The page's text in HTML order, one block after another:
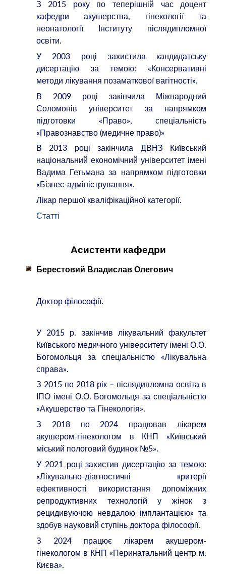
З 2015 року по теперішній час доцент
кафедри акушерства, гінекології та
неонатології Інституту післядипломної
освіти.
У 2003 році захистила кандидатську
дисертацію за темою: «Консервативні
методи лікування позаматкової вагітності».
В 2009 році закінчила Міжнародний
Соломонів університет за напрямком
підготовки «Право», спеціальність
«Правознавство (медичне право)»
В 2013 році закінчила ДВНЗ Київський
національний економічний університет імені
Вадима Гетьмана за напрямком підготовки
«Бізнес-адміністрування».
Лікар першої кваліфікаційної категорії.
Статті
Асистенти кафедри
Берестовий Владислав Олегович
Доктор філософії.
У 2015 р. закінчив лікувальний факультет
Київського медичного університету імені О.О.
Богомольця за спеціальністю «Лікувальна
справа».
З 2015 по 2018 рік – післядипломна освіта в
ІПО імені О.О. Богомольця за спеціальністю
«Акушерство та Гінекологія».
З 2018 по 2024 працював лікарем
акушером-гінекологом в КНП «Київський
міський пологовий будинок №5».
У 2021 році захистив дисертацію за темою:
«Лікувально-діагностичні критерії
ефективності використання допоміжних
репродуктивних технологій у жінок з
рецидивуючою невдалою імплантацією» та
здобув науковий ступінь доктора філософії.
З 2024 працює лікарем акушером-
гінекологом в КНП «Перинатальний центр м.
Києва».